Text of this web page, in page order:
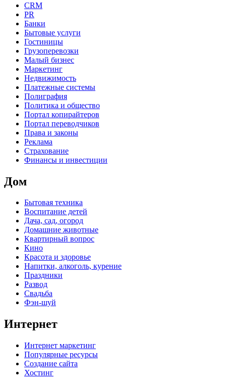
CRM
PR
Банки
Бытовые услуги
Гостиницы
Грузоперевозки
Малый бизнес
Маркетинг
Недвижимость
Платежные системы
Полиграфия
Политика и общество
Портал копирайтеров
Портал переводчиков
Права и законы
Реклама
Страхование
Финансы и инвестиции
Дом
Бытовая техника
Воспитание детей
Дача, сад, огород
Домашние животные
Квартирный вопрос
Кино
Красота и здоровье
Напитки, алкоголь, курение
Праздники
Развод
Свадьба
Фэн-шуй
Интернет
Интернет маркетинг
Популярные ресурсы
Создание сайта
Хостинг